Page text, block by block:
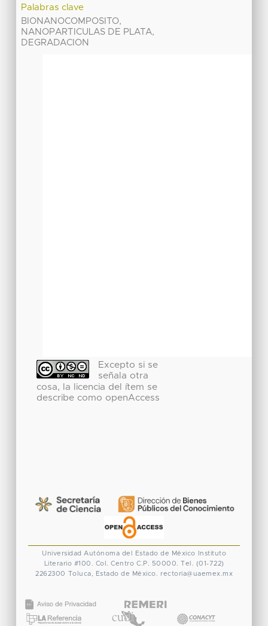
Palabras clave
BIONANOCOMPOSITO,
NANOPARTICULAS DE PLATA,
DEGRADACION
Excepto si se
señala otra
cosa, la licencia del ítem se
describe como openAccess
Universidad Autónoma del Estado de México
Instituto
Literario #100. Col. Centro C.P. 50000. Tel. (01-722)
2262300 Toluca, Estado de México. rectoria@uaemex.mx